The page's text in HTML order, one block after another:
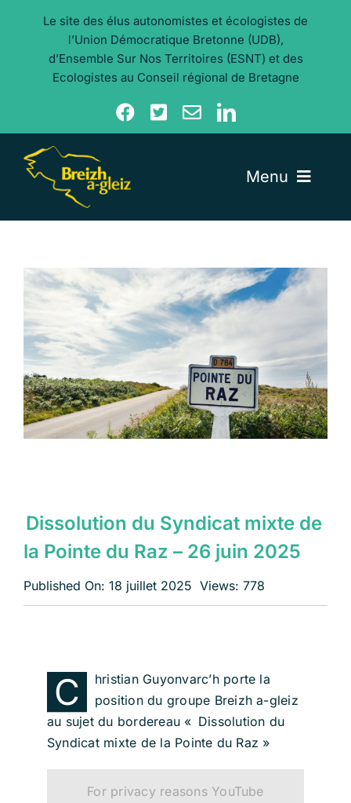
Le site des élus autonomistes et écologistes de
l’Union Démocratique Bretonne (UDB),
d’Ensemble Sur Nos Territoires (ESNT) et des
Ecologistes au Conseil régional de Bretagne
Menu
Nos élu·e·s
Nos actualités
Nos thèmes
Échangeons
Dissolution du Syndicat mixte de
la Pointe du Raz – 26 juin 2025
Published On: 18 juillet 2025 Views: 778
C
hristian Guyonvarc’h porte la
position du groupe Breizh a-gleiz
au sujet du bordereau « Dissolution du
Syndicat mixte de la Pointe du Raz »
For privacy reasons YouTube